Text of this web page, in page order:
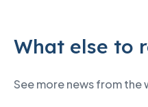
What else to
See more news from the